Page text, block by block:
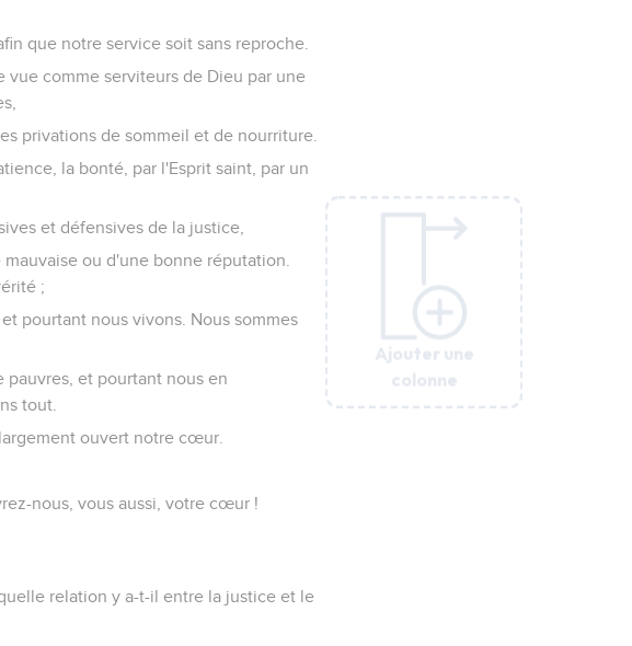
Ajouter une
colonne
Ajouter une
colonne
que notre service soit sans reproche.
vue comme serviteurs de Dieu par une
privations de sommeil et de nourriture.
la bonté, par l'Esprit saint, par un
et défensives de la justice,
ou d'une bonne réputation.
;
pourtant nous vivons. Nous sommes
pauvres, et pourtant nous en
tout.
ouvert notre cœur.
nous, vous aussi, votre cœur !
relation y a-t-il entre la justice et le
Ajouter une
colonne
Ajouter une
colonne
Ajouter une
colonne
Ajouter une
colonne
Ajouter une
colonne